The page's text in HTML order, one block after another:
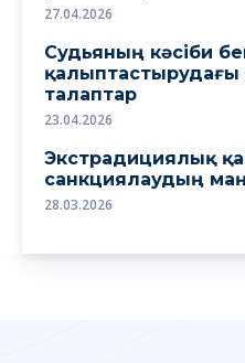
27.04.2026
Судьяның кәсіби
талаптар
23.04.2026
Экстрадициялық
санкциялаудың
28.03.2026